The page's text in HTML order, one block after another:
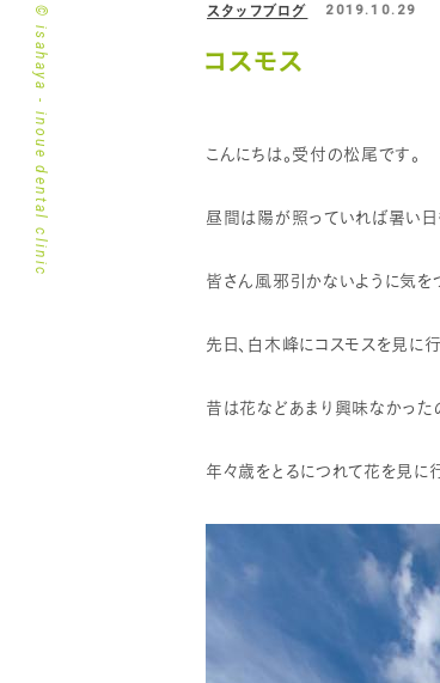
© isahaya - inoue dental clinic スタッフブログ 2019.10.29
コスモス
こんにちは。受付の松尾です。
昼間は陽が照っていれば暑い日
皆さん風邪引かないように気をつ
先日、白木峰にコスモスを見に
昔は花などあまり興味なかったの
年々歳をとるにつれて花を見に